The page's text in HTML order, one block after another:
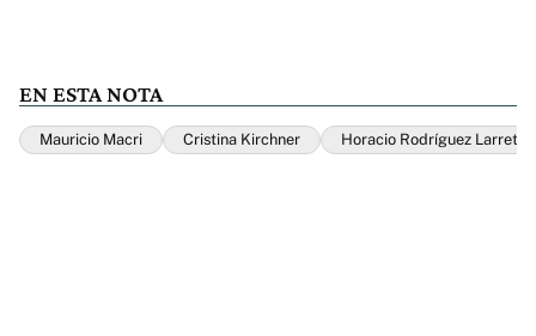
EN ESTA NOTA
Mauricio Macri Cristina Kirchner Horacio Rodríguez Larreta